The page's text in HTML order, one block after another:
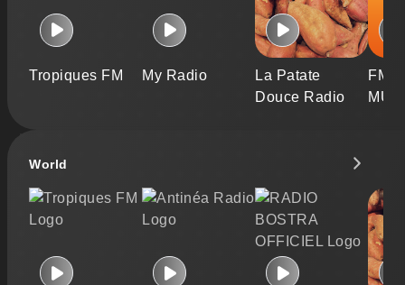
Tropiques FM My Radio
La Patate
Douce Radio
FM
World